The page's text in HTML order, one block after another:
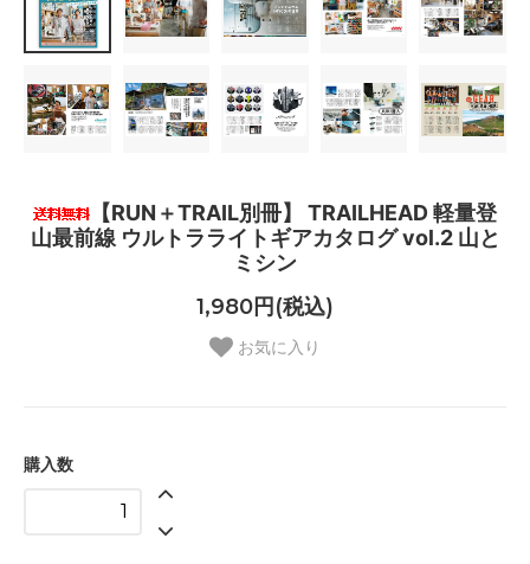
【RUN＋TRAIL別冊】 TRAILHEAD 軽量登
山最前線 ウルトラライトギアカタログ vol.2 山と
ミシン
1,980円(税込)
お気に入り
購入数